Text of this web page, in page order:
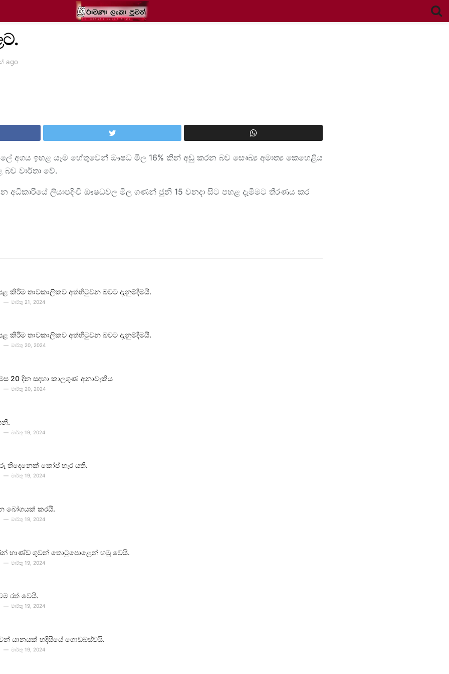
ago
අගය ඉහළ යෑම හේතුවෙන් ඖෂධ මිල 16% කින් අඩු කරන බව සෞඛ්‍ය අමාත්‍ය කෙහෙළිය
බව වාර්තා වේ.
අධිකාරියේ ලියාපදිංචි ඖෂධවල මිල ගණන් ජුනි 15 වනදා සිට පහළ දැමීමට තීරණය කර
කිරීම තාවකාලිකව අත්හිටුවන බවට දැනුම්දීමයි.
මාර්තු 21, 2024
කිරීම තාවකාලිකව අත්හිටුවන බවට දැනුම්දීමයි.
මාර්තු 20, 2024
20 දින සඳහා කාලගුණ අනාවැකිය
මාර්තු 20, 2024
මාර්තු 19, 2024
තිදෙනෙක් කෝප් හැර යති.
මාර්තු 19, 2024
බෝගයක් කරයි.
මාර්තු 19, 2024
භාණ්ඩ ගුවන් තොටුපොළෙන් හමු වෙයි.
මාර්තු 19, 2024
රත් වෙයි.
මාර්තු 19, 2024
යානයක් හදිසියේ ගොඩබස්වයි.
මාර්තු 19, 2024